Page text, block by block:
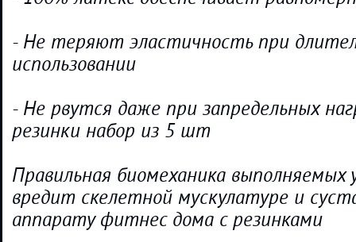
- Не теряют эластичность при
использовании
- Не рвутся даже при запредельных
резинки набор из 5 шт
Правильная биомеханика выполняемых
вредит скелетной мускулатуре и
аппарату фитнес дома с резинками